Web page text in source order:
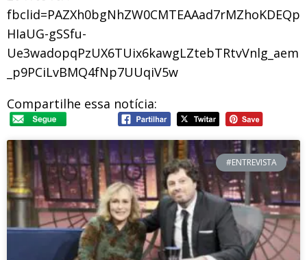
fbclid=PAZXh0bgNhZW0CMTEAAad7rMZhoKDEQp
HIaUG-gSSfu-
Ue3wadopqPzUX6TUix6kawgLZtebTRtvVnlg_aem
_p9PCiLvBMQ4fNp7UUqiV5w
Compartilhe essa notícia:
#ENTREVISTA